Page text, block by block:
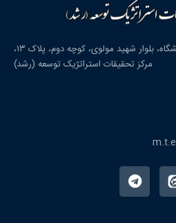
قم، شهرک پردیسان، بلوار دانشگاه، بلوار شهید مولوی، کوچه دوم، پلاک ۱۳،
مرکز تحقیقات استراتژیک توسعه (رشد)